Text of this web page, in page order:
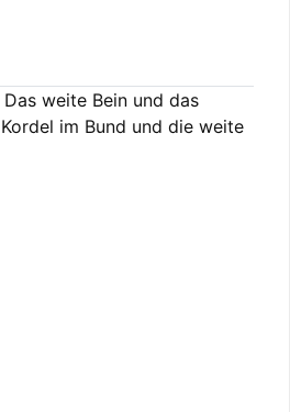
weite Bein und das
im Bund und die weite